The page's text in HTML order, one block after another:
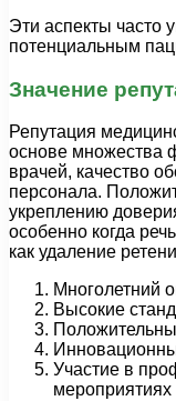
Эти аспекты часто
потенциальным
Значение
Репутация
основе множества
врачей, качество
персонала.
укреплению
особенно когда
как удаление
Многолетний
Высокие
Участие в
мероприятиях